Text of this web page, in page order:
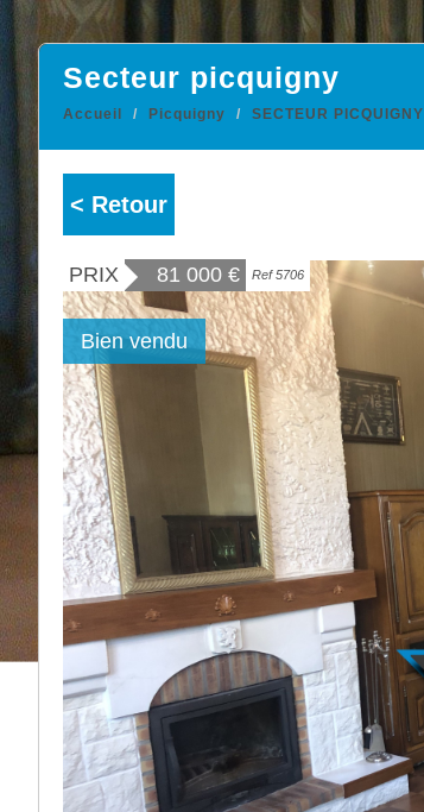
secteur picquigny
Accueil Picquigny SECTEUR PICQUIGNY
< Retour
PRIX 81 000 € Ref 5706
Bien vendu